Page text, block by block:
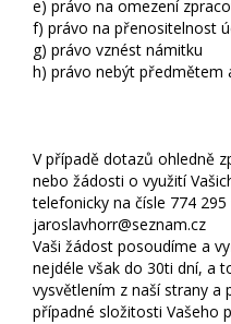
e) právo na omezení
f) právo na přenositelnost
g) právo vznést námitku
h) právo nebýt předmětem
V případě dotazů ohledně
nebo žádosti o využití
telefonicky na čísle 774
jaroslavhorr@seznam.cz
Vaši žádost posoudíme a
nejdéle však do 30ti dní, a
vysvětlením z naší strany a
případné složitosti Vašeho